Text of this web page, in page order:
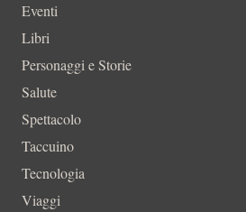
Eventi
Libri
Personaggi e Storie
Salute
Spettacolo
Taccuino
Tecnologia
Viaggi